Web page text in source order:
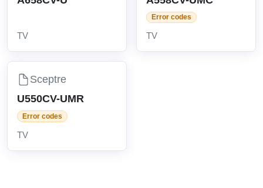
TV
Error codes
TV
Sceptre
U550CV-UMR
Error codes
TV